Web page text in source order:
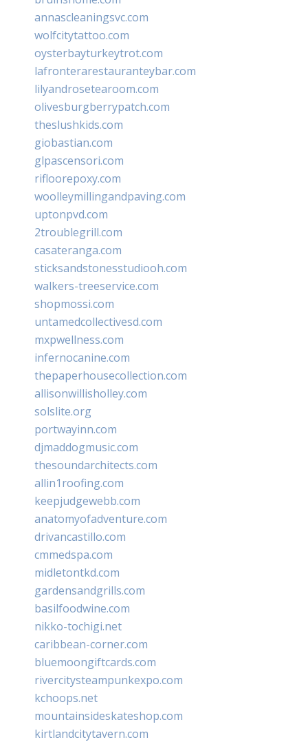
annascleaningsvc.com
wolfcitytattoo.com
oysterbayturkeytrot.com
lafronterarestauranteybar.com
lilyandrosetearoom.com
olivesburgberrypatch.com
theslushkids.com
giobastian.com
glpascensori.com
rifloorepoxy.com
woolleymillingandpaving.com
uptonpvd.com
2troublegrill.com
casateranga.com
sticksandstonesstudiooh.com
walkers-treeservice.com
shopmossi.com
untamedcollectivesd.com
mxpwellness.com
infernocanine.com
thepaperhousecollection.com
allisonwillisholley.com
solslite.org
portwayinn.com
djmaddogmusic.com
thesoundarchitects.com
allin1roofing.com
keepjudgewebb.com
anatomyofadventure.com
drivancastillo.com
cmmedspa.com
midletontkd.com
gardensandgrills.com
basilfoodwine.com
nikko-tochigi.net
caribbean-corner.com
bluemoongiftcards.com
rivercitysteampunkexpo.com
kchoops.net
mountainsideskateshop.com
kirtlandcitytavern.com